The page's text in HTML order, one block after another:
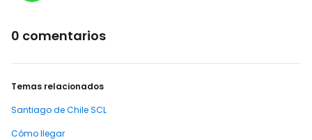
0 comentarios
Temas relacionados
Santiago de Chile SCL
Cómo llegar